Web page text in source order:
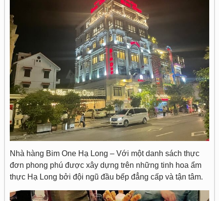
Nhà hàng Bim One Hạ Long – Với một danh sách thực
đơn phong phú được xây dựng trên những tinh hoa ẩm
thực Hạ Long bởi đội ngũ đầu bếp đẳng cấp và tận tâm.